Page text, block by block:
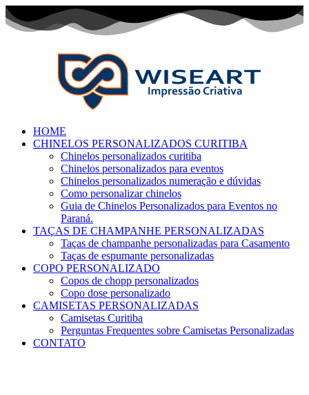
HOME
CHINELOS PERSONALIZADOS CURITIBA
Chinelos personalizados curitiba
Chinelos personalizados para eventos
Chinelos personalizados numeração e dúvidas
Como personalizar chinelos
Guia de Chinelos Personalizados para Eventos no
Paraná.
TAÇAS DE CHAMPANHE PERSONALIZADAS
Taças de champanhe personalizadas para Casamento
Taças de espumante personalizadas
COPO PERSONALIZADO
Copos de chopp personalizados
Copo dose personalizado
CAMISETAS PERSONALIZADAS
Camisetas Curitiba
Perguntas Frequentes sobre Camisetas Personalizadas
CONTATO